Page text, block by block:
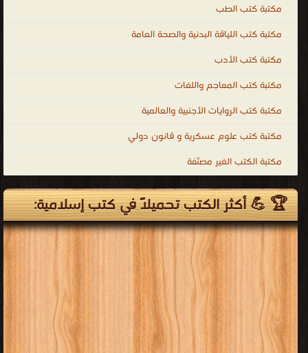
مكتبة كتب الطب
مكتبة كتب اللياقة البدنية والصحة العامة
مكتبة كتب الأدب
مكتبة كتب المعاجم واللغات
مكتبة كتب الروايات الأجنبية والعالمية
مكتبة كتب علوم عسكرية و قانون دولي
مكتبة الكتب الغير مصنّفة
🏆 💪 أكثر الكتب تحميلاً في كتب إسلامية: